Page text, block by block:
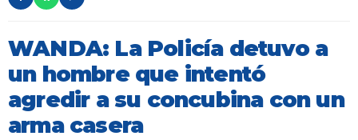
WANDA: La Policía detuvo a
un hombre que intentó
agredir a su concubina con un
arma casera